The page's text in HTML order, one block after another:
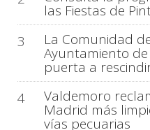
las Fiestas de
3
La Comunidad
Ayuntamiento
puerta a
4
Valdemoro
Madrid más
vías pecuarias